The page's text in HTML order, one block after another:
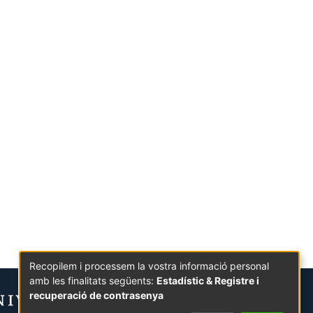
Recopilem i processem la vostra informació personal
amb les finalitats següents: Estadístic & Registre i
recuperació de contrasenya